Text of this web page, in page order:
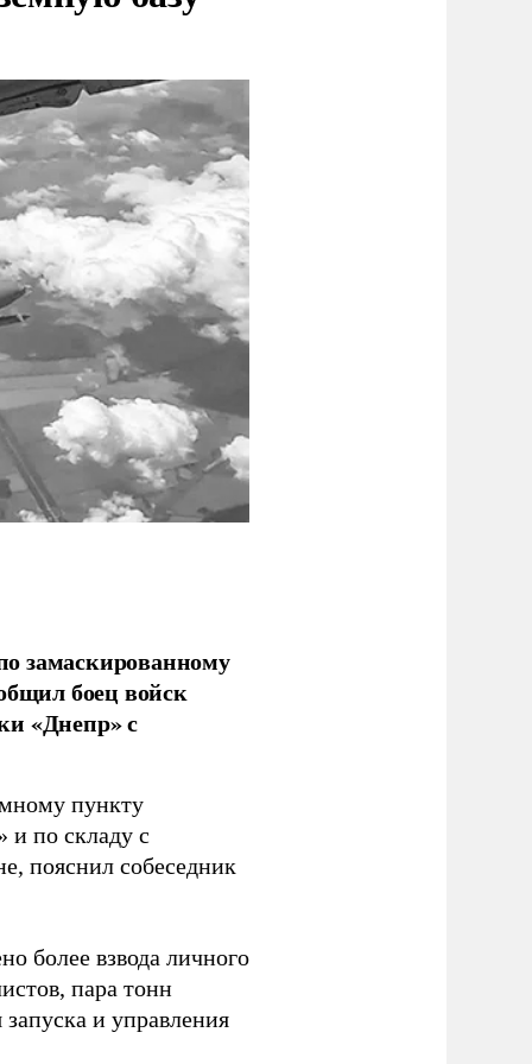
замаскированному
боец войск
«Днепр» с
пункту
и по складу с
пояснил собеседник
более взвода личного
пара тонн
и управления